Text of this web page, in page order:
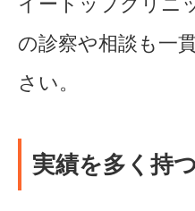
の診察や相談も一
さい。
実績を多く持